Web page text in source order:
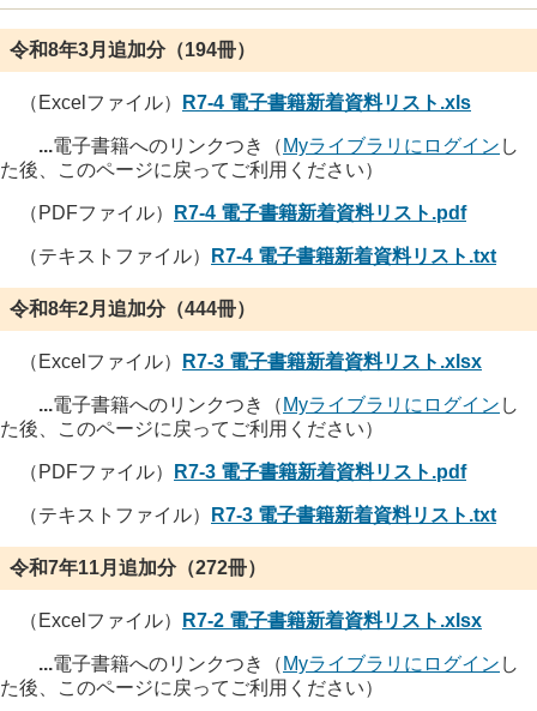
令和8年3月追加分（194冊）
（Excelファイル） R7-4 電子書籍新着資料リスト.xls
...電子書籍へのリンクつき（ Myライブラリにログイン し
た後、このページに戻ってご利用ください）
（PDFファイル） R7-4 電子書籍新着資料リスト.pdf
（テキストファイル） R7-4 電子書籍新着資料リスト.txt
令和8年2月追加分（444冊）
（Excelファイル） R7-3 電子書籍新着資料リスト.xlsx
...電子書籍へのリンクつき（ Myライブラリにログイン し
た後、このページに戻ってご利用ください）
（PDFファイル） R7-3 電子書籍新着資料リスト.pdf
（テキストファイル） R7-3 電子書籍新着資料リスト.txt
令和7年11月追加分（272冊）
（Excelファイル） R7-2 電子書籍新着資料リスト.xlsx
...電子書籍へのリンクつき（ Myライブラリにログイン し
た後、このページに戻ってご利用ください）